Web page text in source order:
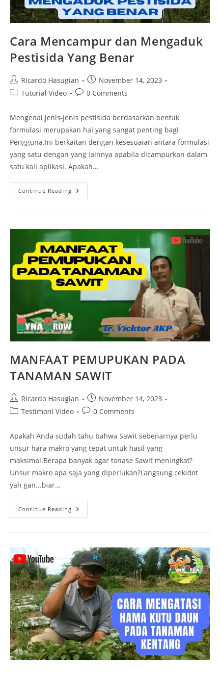
Cara Mencampur dan Mengaduk
Pestisida Yang Benar
Ricardo Hasugian
November 14, 2023
Tutorial Video
0 Comments
Mengenal jenis-jenis pestisida berdasarkan bentuk
formulasi merupakan hal yang sangat penting bagi
Pengguna.Ini berkaitan dengan kesesuaian antara formulasi
yang satu dengan yang lainnya apabila dicampurkan dalam
satu kali aplikasi. Apakah…
Continue Reading
MANFAAT PEMUPUKAN PADA
TANAMAN SAWIT
Ricardo Hasugian
November 14, 2023
Testimoni Video
0 Comments
Apakah Anda sudah tahu bahwa Sawit sebenarnya perlu
unsur hara makro yang tepat untuk hasil yang
maksimal.Berapa banyak agar tonase Sawit meningkat?
Unsur makro apa saja yang diperlukan?Langsung cekidot
yah gan...biar…
Continue Reading